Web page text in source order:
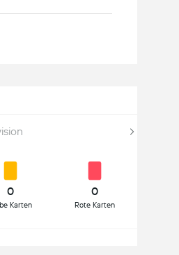
0
Karten
0
Rote Karten